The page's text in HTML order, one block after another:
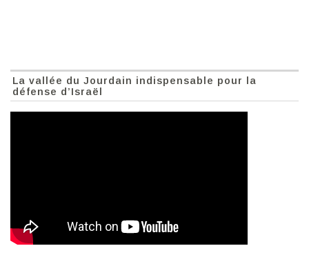
La vallée du Jourdain indispensable pour la
défense d’Israël